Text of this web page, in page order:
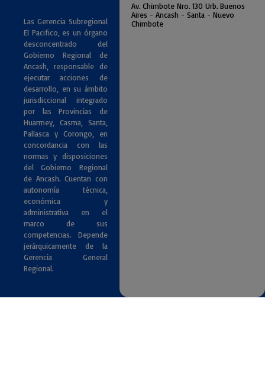
Las Gerencia Subregional
El Pacifico, es un órgano
desconcentrado del
Gobierno Regional de
Ancash, responsable de
ejecutar acciones de
desarrollo, en su ámbito
jurisdiccional integrado
por las Provincias de
Huarmey, Casma, Santa,
Pallasca y Corongo, en
concordancia con las
normas y disposiciones
del Gobierno Regional
de Ancash. Cuentan con
autonomía técnica,
económica y
administrativa en el
marco de sus
competencias. Depende
jerárquicamente de la
Gerencia General
Regional.
Av. Chimbote Nro. 130 Urb. Buenos
Aires - Ancash - Santa - Nuevo
Chimbote